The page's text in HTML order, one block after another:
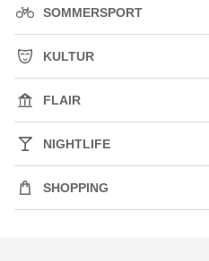
SOMMERSPORT
KULTUR
FLAIR
NIGHTLIFE
SHOPPING